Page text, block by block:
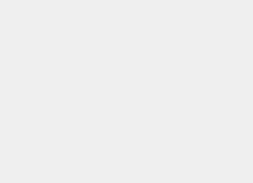
Medya
Saklıdır